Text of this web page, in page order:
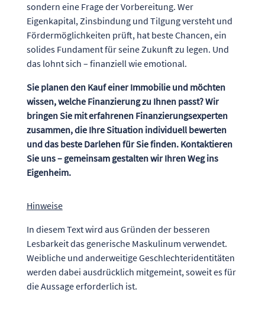
sondern eine Frage der Vorbereitung. Wer
Eigenkapital, Zinsbindung und Tilgung versteht und
Fördermöglichkeiten prüft, hat beste Chancen, ein
solides Fundament für seine Zukunft zu legen. Und
das lohnt sich – finanziell wie emotional.
Sie planen den Kauf einer Immobilie und möchten
wissen, welche Finanzierung zu Ihnen passt? Wir
bringen Sie mit erfahrenen Finanzierungsexperten
zusammen, die Ihre Situation individuell bewerten
und das beste Darlehen für Sie finden. Kontaktieren
Sie uns – gemeinsam gestalten wir Ihren Weg ins
Eigenheim.
Hinweise
In diesem Text wird aus Gründen der besseren
Lesbarkeit das generische Maskulinum verwendet.
Weibliche und anderweitige Geschlechteridentitäten
werden dabei ausdrücklich mitgemeint, soweit es für
die Aussage erforderlich ist.